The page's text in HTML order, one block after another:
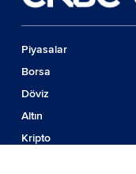
Piyasalar
Borsa
Döviz
Altın
Kripto